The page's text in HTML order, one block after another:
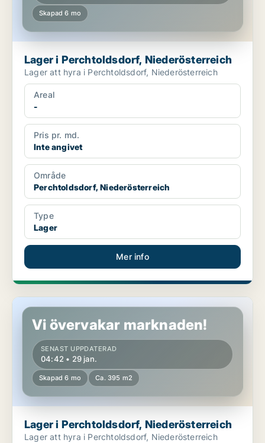
Skapad 6 mo
Lager i Perchtoldsdorf, Niederösterreich
Lager att hyra i Perchtoldsdorf, Niederösterreich
Areal
-
Pris pr. md.
Inte angivet
Område
Perchtoldsdorf, Niederösterreich
Type
Lager
Mer info
Lager i Perchtoldsdorf, Niederösterreich
Vi övervakar marknaden!
SENAST UPPDATERAD
04:42 • 29 jan.
Skapad 6 mo Ca. 395 m2
Lager i Perchtoldsdorf, Niederösterreich
Lager att hyra i Perchtoldsdorf, Niederösterreich